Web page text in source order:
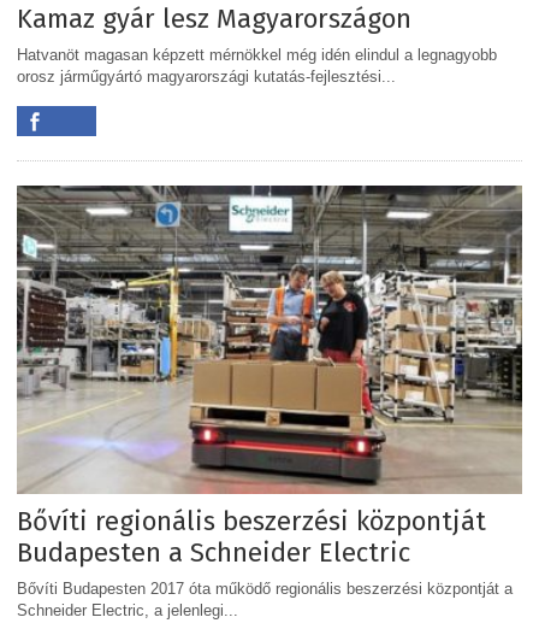
Kamaz gyár lesz Magyarországon
Hatvanöt magasan képzett mérnökkel még idén elindul a legnagyobb
orosz járműgyártó magyarországi kutatás-fejlesztési...
Bővíti regionális beszerzési központját
Budapesten a Schneider Electric
Bővíti Budapesten 2017 óta működő regionális beszerzési központját a
Schneider Electric, a jelenlegi...